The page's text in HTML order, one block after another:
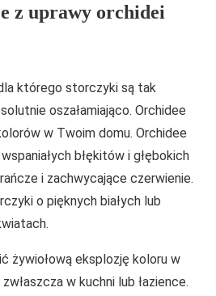
z uprawy orchidei
którego storczyki są tak
oszałamiająco. Orchidee
w Twoim domu. Orchidee
błękitów i głębokich
i zachwycające czerwienie.
o pięknych białych lub
żywiołową eksplozję koloru w
w kuchni lub łazience.